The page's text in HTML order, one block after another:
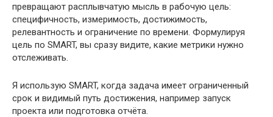
превращают расплывчатую мысль в рабочую цель:
специфичность, измеримость, достижимость,
релевантность и ограничение по времени. Формулируя
цель по SMART, вы сразу видите, какие метрики нужно
отслеживать.
Я использую SMART, когда задача имеет ограниченный
срок и видимый путь достижения, например запуск
проекта или подготовка отчёта.